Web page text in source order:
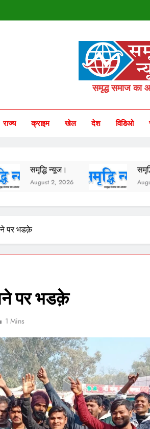
समृद्ध समाज का
राज्य क्राइम खेल देश विडिओ
न्यूज।
2, 2026
समृद्धि न्यूज।
August 1, 2026
पर भडक़े
पर भडक़े
1 Mins